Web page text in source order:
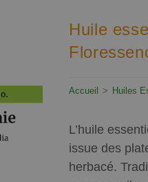
Huile
Accueil > Huiles
L’huile
issue des
herbacé.